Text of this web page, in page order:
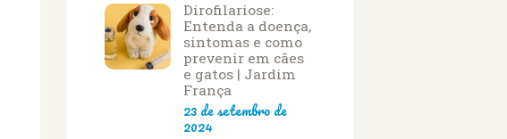
Dirofilariose:
Entenda a doença,
sintomas e como
prevenir em cães
e gatos | Jardim
França
23 de setembro de
2024